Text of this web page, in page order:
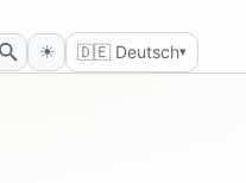
☀ 🇩🇪 Deutsch▾